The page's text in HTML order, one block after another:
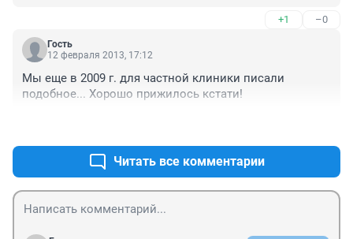
Может, хоть врачи начнут писать нормально диагноз
и рецепты.
Да и и не дело это, ходить с какой-то карточкой, в
заполняться печатным шрифтом, а не от руки. Так же
на сайте больницы должен быть личный кабинет, где
электронная очередь, получить направления на
обследования и прием анализов без визита к врачу,
если таковое возможно. В общем, куча идей.. не
знаю, будут ли они реализованы.
+1 –0
Гость
12 февраля 2013, 17:12
Мы еще в 2009 г. для частной клиники писали
подобное... Хорошо прижилось кстати!
Читать все комментарии